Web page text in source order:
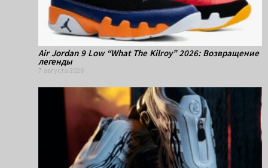
Air Jordan 9 Low “What The Kilroy” 2026: Возвращение
легенды
7 августа 2026